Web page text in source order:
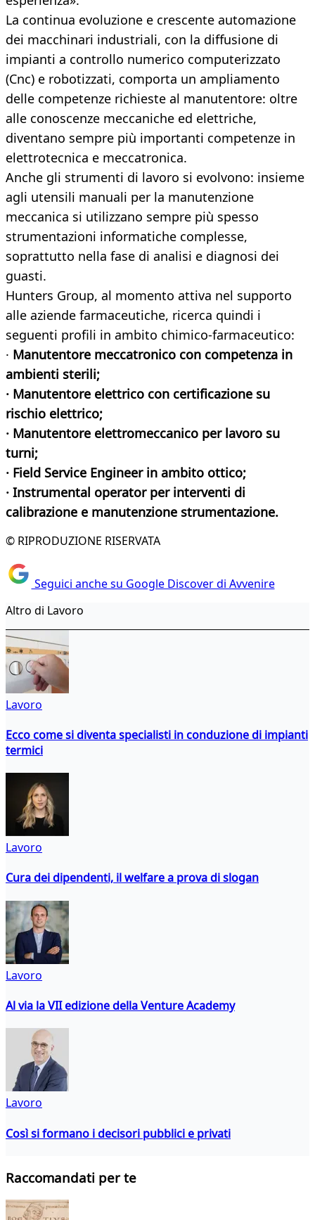
La continua evoluzione e crescente automazione
dei macchinari industriali, con la diffusione di
impianti a controllo numerico computerizzato
(Cnc) e robotizzati, comporta un ampliamento
delle competenze richieste al manutentore: oltre
alle conoscenze meccaniche ed elettriche,
diventano sempre più importanti competenze in
elettrotecnica e meccatronica.
Anche gli strumenti di lavoro si evolvono: insieme
agli utensili manuali per la manutenzione
meccanica si utilizzano sempre più spesso
strumentazioni informatiche complesse,
soprattutto nella fase di analisi e diagnosi dei
guasti.
Hunters Group, al momento attiva nel supporto
alle aziende farmaceutiche, ricerca quindi i
seguenti profili in ambito chimico-farmaceutico:
· Manutentore meccatronico con competenza in
ambienti sterili;
· Manutentore elettrico con certificazione su
rischio elettrico;
· Manutentore elettromeccanico per lavoro su
turni;
· Field Service Engineer in ambito ottico;
· Instrumental operator per interventi di
calibrazione e manutenzione strumentazione.
© RIPRODUZIONE RISERVATA
Seguici anche su Google Discover di Avvenire
Altro di Lavoro
Lavoro
Ecco come si diventa specialisti in conduzione di impianti
termici
Lavoro
Cura dei dipendenti, il welfare a prova di slogan
Lavoro
Al via la VII edizione della Venture Academy
Lavoro
Così si formano i decisori pubblici e privati
Raccomandati per te